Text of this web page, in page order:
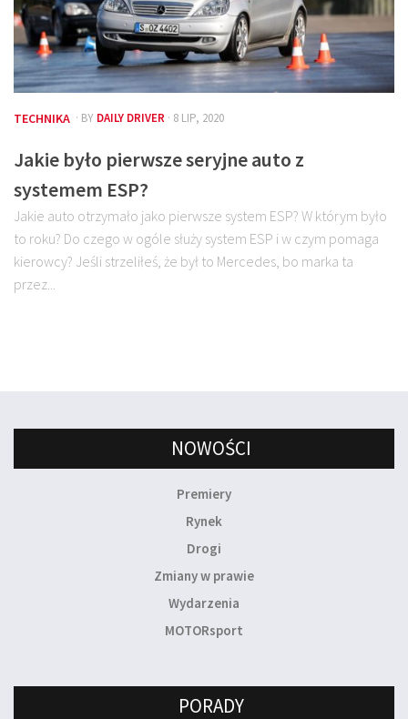
TECHNIKA · BY DAILY DRIVER · 8 LIP, 2020
Jakie było pierwsze seryjne auto z
systemem ESP?
Jakie auto otrzymało jako pierwsze system ESP? W którym było
to roku? Do czego w ogóle służy system ESP i w czym pomaga
kierowcy? Jeśli strzeliłeś, że był to Mercedes, bo marka ta
przez...
NOWOŚCI
Premiery
Rynek
Drogi
Zmiany w prawie
Wydarzenia
MOTORsport
PORADY